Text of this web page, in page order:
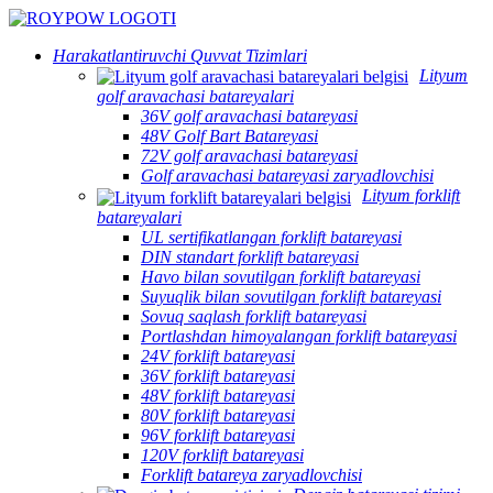
Harakatlantiruvchi Quvvat Tizimlari
Lityum
golf aravachasi batareyalari
36V golf aravachasi batareyasi
48V Golf Bart Batareyasi
72V golf aravachasi batareyasi
Golf aravachasi batareyasi zaryadlovchisi
Lityum forklift
batareyalari
UL sertifikatlangan forklift batareyasi
DIN standart forklift batareyasi
Havo bilan sovutilgan forklift batareyasi
Suyuqlik bilan sovutilgan forklift batareyasi
Sovuq saqlash forklift batareyasi
Portlashdan himoyalangan forklift batareyasi
24V forklift batareyasi
36V forklift batareyasi
48V forklift batareyasi
80V forklift batareyasi
96V forklift batareyasi
120V forklift batareyasi
Forklift batareya zaryadlovchisi